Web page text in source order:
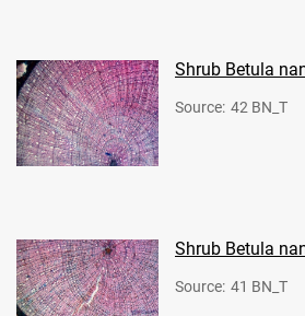
Shrub Betula
Source: 42 BN_T
Shrub Betula
Source: 41 BN_T